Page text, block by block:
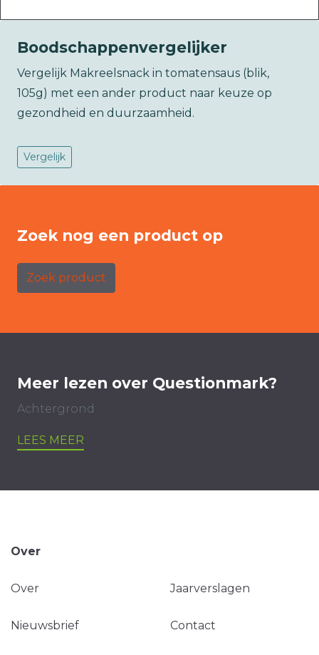
Boodschappenvergelijker
Vergelijk Makreelsnack in tomatensaus (blik,
105g) met een ander product naar keuze op
gezondheid en duurzaamheid.
Vergelijk
Zoek nog een product op
Zoek product
Meer lezen over Questionmark?
Achtergrond
LEES MEER
Over
Over Jaarverslagen
Nieuwsbrief Contact